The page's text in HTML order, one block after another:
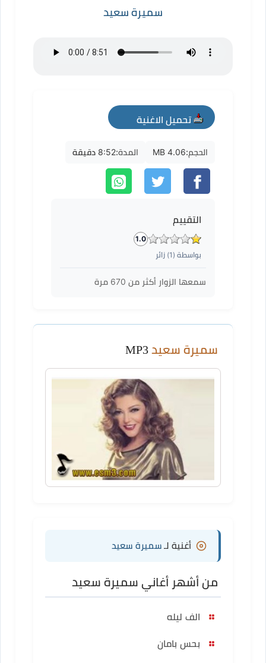
سميرة سعيد
تحميل الاغنية
mp3
الحجم:4.06 MB المدة:8:52 دقيقة
التقييم
1.0
بواسطة ( 1) زائر
سمعها الزوار أكثر من 670 مرة
سميرة سعيد
أغنية لـ سميرة سعيد
من أشهر أغاني سميرة سعيد
الف ليله
بحس بامان